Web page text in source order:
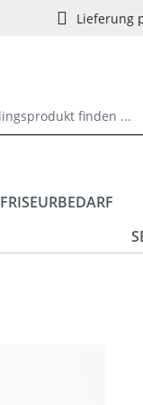
Lieferung
FRISEURBEDARF